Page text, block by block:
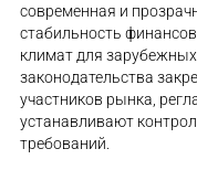
современная и
стабильность
климат для
законодательства
участников рынка,
устанавливают
требований.